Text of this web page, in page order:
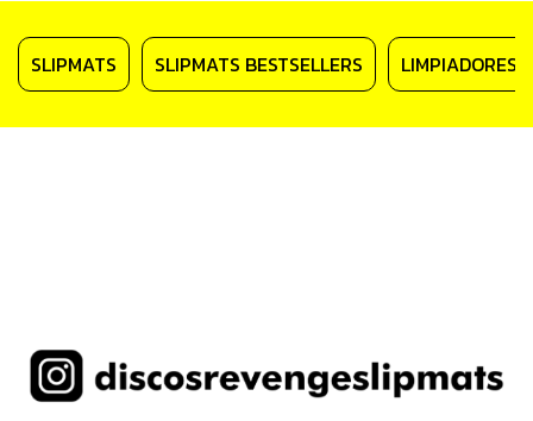
SLIPMATS SLIPMATS BESTSELLERS LIMPIADORES